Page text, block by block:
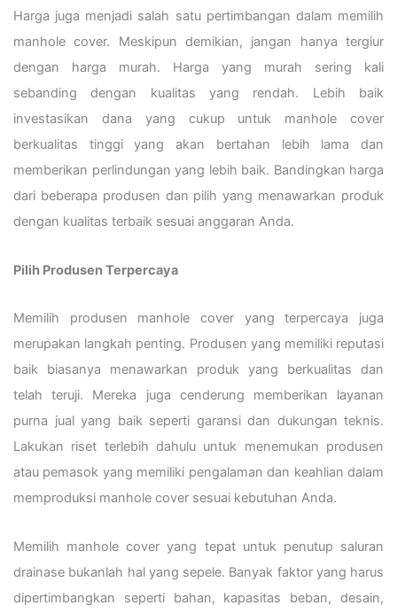
Harga juga menjadi salah satu pertimbangan dalam memilih
manhole cover. Meskipun demikian, jangan hanya tergiur
dengan harga murah. Harga yang murah sering kali
sebanding dengan kualitas yang rendah. Lebih baik
investasikan dana yang cukup untuk manhole cover
berkualitas tinggi yang akan bertahan lebih lama dan
memberikan perlindungan yang lebih baik. Bandingkan harga
dari beberapa produsen dan pilih yang menawarkan produk
dengan kualitas terbaik sesuai anggaran Anda.
Pilih Produsen Terpercaya
Memilih produsen manhole cover yang terpercaya juga
merupakan langkah penting. Produsen yang memiliki reputasi
baik biasanya menawarkan produk yang berkualitas dan
telah teruji. Mereka juga cenderung memberikan layanan
purna jual yang baik seperti garansi dan dukungan teknis.
Lakukan riset terlebih dahulu untuk menemukan produsen
atau pemasok yang memiliki pengalaman dan keahlian dalam
memproduksi manhole cover sesuai kebutuhan Anda.
Memilih manhole cover yang tepat untuk penutup saluran
drainase bukanlah hal yang sepele. Banyak faktor yang harus
dipertimbangkan seperti bahan, kapasitas beban, desain,